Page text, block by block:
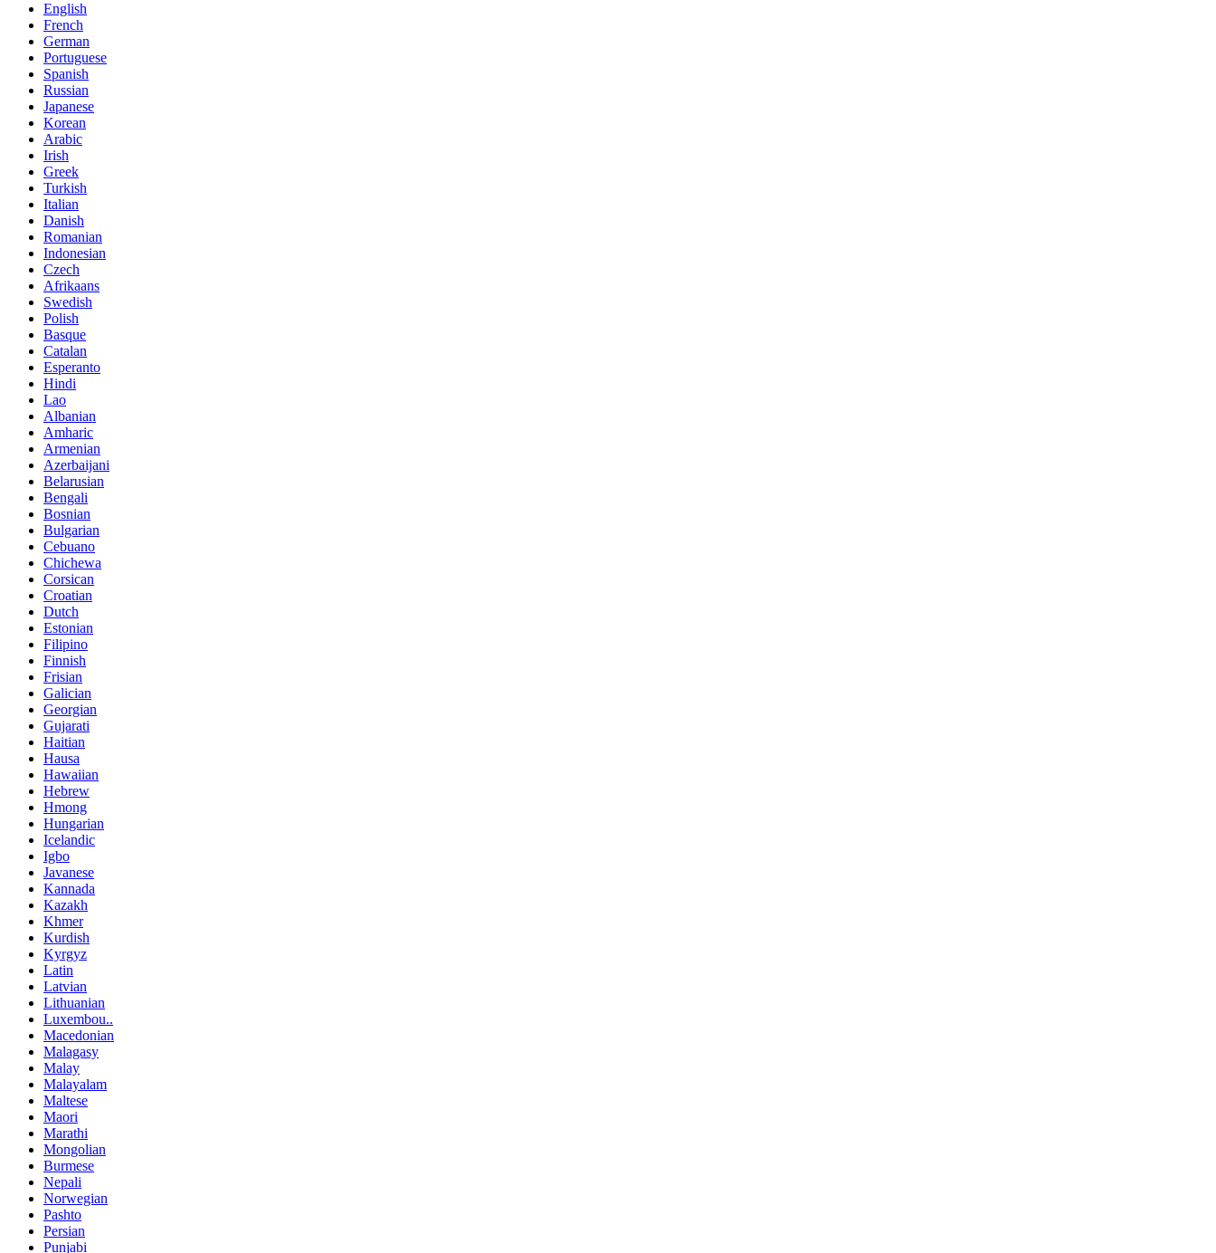
English
French
German
Portuguese
Spanish
Russian
Japanese
Korean
Arabic
Irish
Greek
Turkish
Italian
Danish
Romanian
Indonesian
Czech
Afrikaans
Swedish
Polish
Basque
Catalan
Esperanto
Hindi
Lao
Albanian
Amharic
Armenian
Azerbaijani
Belarusian
Bengali
Bosnian
Bulgarian
Cebuano
Chichewa
Corsican
Croatian
Dutch
Estonian
Filipino
Finnish
Frisian
Galician
Georgian
Gujarati
Haitian
Hausa
Hawaiian
Hebrew
Hmong
Hungarian
Icelandic
Igbo
Javanese
Kannada
Kazakh
Khmer
Kurdish
Kyrgyz
Latin
Latvian
Lithuanian
Luxembou..
Macedonian
Malagasy
Malay
Malayalam
Maltese
Maori
Marathi
Mongolian
Burmese
Nepali
Norwegian
Pashto
Persian
Punjabi